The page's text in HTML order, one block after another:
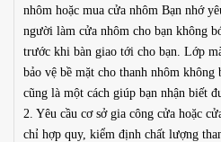
nhôm hoặc mua cửa nhôm Bạn nhớ
người làm cửa nhôm cho bạn không
trước khi bàn giao tới cho bạn. Lớp
bảo vệ bề mặt cho thanh nhôm
cũng là một cách giúp bạn nhận biết
2. Yêu cầu cơ sở gia công cửa hoặc
chỉ hợp quy, kiểm định chất lượng